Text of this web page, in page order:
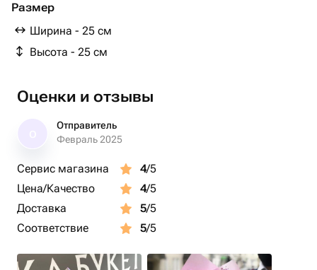
Размер
Ширина - 25 см
Высота - 25 см
Оценки и отзывы
Отправитель
Февраль 2025
Сервис магазина 4/5
Цена/Качество
4/5
Доставка
5/5
Соответствие
5/5